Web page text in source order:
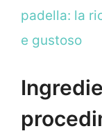
padella: la
e gustoso